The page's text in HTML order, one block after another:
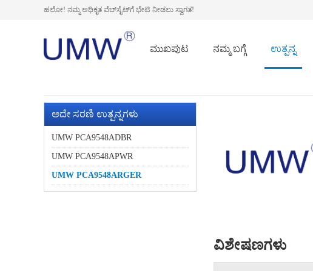
ಹಲೋ! ನಮ್ಮ ಅಧಿಕೃತ ವೆಬ್‌ಸೈಟ್‌ಗೆ ಭೇಟಿ ನೀಡಲು ಸ್ವಾಗತ!
ಮುಖಪುಟ ನಮ್ಮ ಬಗ್ಗೆ ಉತ್ಪನ್ನ
ಅದೇ ಸರಣಿ ಉತ್ಪನ್ನಗಳು
UMW PCA9548ADBR
UMW PCA9548APWR
UMW PCA9548ARGER
ವಿಶೇಷಣಗಳು